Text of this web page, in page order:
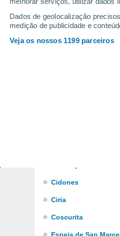
Dados de geolocalização
medição de publicidade e
Veja os nossos 1199 parceiros
Barca
Bayubas de Abajo
Borobia
Cidones
Ciria
Coscurita